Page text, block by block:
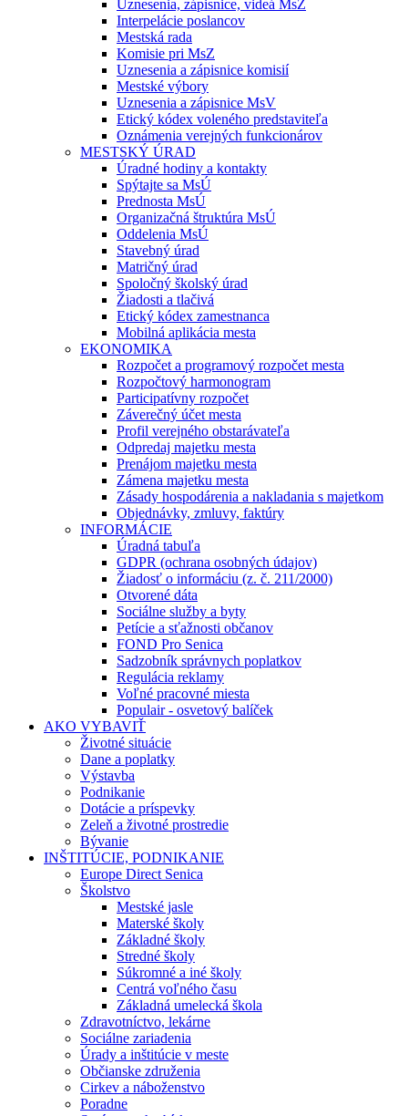
Uznesenia, zápisnice, videá MsZ
Interpelácie poslancov
Mestská rada
Komisie pri MsZ
Uznesenia a zápisnice komisií
Mestské výbory
Uznesenia a zápisnice MsV
Etický kódex voleného predstaviteľa
Oznámenia verejných funkcionárov
MESTSKÝ ÚRAD
Úradné hodiny a kontakty
Spýtajte sa MsÚ
Prednosta MsÚ
Organizačná štruktúra MsÚ
Oddelenia MsÚ
Stavebný úrad
Matričný úrad
Spoločný školský úrad
Žiadosti a tlačivá
Etický kódex zamestnanca
Mobilná aplikácia mesta
EKONOMIKA
Rozpočet a programový rozpočet mesta
Rozpočtový harmonogram
Participatívny rozpočet
Záverečný účet mesta
Profil verejného obstarávateľa
Odpredaj majetku mesta
Prenájom majetku mesta
Zámena majetku mesta
Zásady hospodárenia a nakladania s majetkom
Objednávky, zmluvy, faktúry
INFORMÁCIE
Úradná tabuľa
GDPR (ochrana osobných údajov)
Žiadosť o informáciu (z. č. 211/2000)
Otvorené dáta
Sociálne služby a byty
Petície a sťažnosti občanov
FOND Pro Senica
Sadzobník správnych poplatkov
Regulácia reklamy
Voľné pracovné miesta
Populair - osvetový balíček
AKO VYBAVIŤ
Životné situácie
Dane a poplatky
Výstavba
Podnikanie
Dotácie a príspevky
Zeleň a životné prostredie
Bývanie
INŠTITÚCIE, PODNIKANIE
Europe Direct Senica
Školstvo
Mestské jasle
Materské školy
Základné školy
Stredné školy
Súkromné a iné školy
Centrá voľného času
Základná umelecká škola
Zdravotníctvo, lekárne
Sociálne zariadenia
Úrady a inštitúcie v meste
Občianske združenia
Cirkev a náboženstvo
Poradne